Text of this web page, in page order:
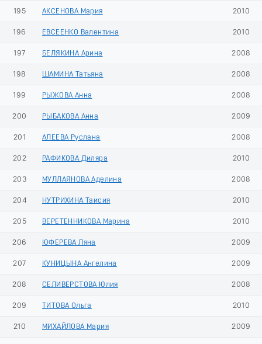
195 АКСЕНОВА Мария 2010
196 ЕВСЕЕНКО Валентина 2010
197 БЕЛЯКИНА Арина 2008
198 ШАМИНА Татьяна 2008
199 РЫЖОВА Анна 2008
200 РЫБАКОВА Анна 2009
201 АЛЕЕВА Руслана 2008
202 РАФИКОВА Диляра 2010
203 МУЛЛАЯНОВА Аделина 2008
204 НУТРИХИНА Таисия 2010
205 ВЕРЕТЕННИКОВА Марина 2010
206 ЮФЕРЕВА Ляна 2009
207 КУНИЦЫНА Ангелина 2009
208 СЕЛИВЕРСТОВА Юлия 2008
209 ТИТОВА Ольга 2010
210 МИХАЙЛОВА Мария 2009